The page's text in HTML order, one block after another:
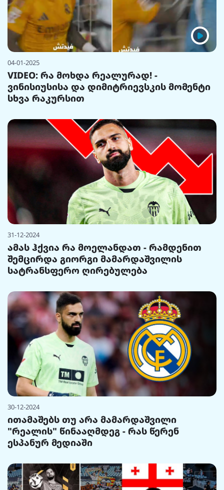
04-01-2025
VIDEO: რა მოხდა რეალურად! -
ვინისიუსისა და დიმიტრიევსკის მომენტი
სხვა რაკურსით
31-12-2024
ამას ჰქვია რა მოელანდათ - რამდენით
შემცირდა გიორგი მამარდაშვილის
სატრანსფერო ღირებულება
30-12-2024
ითამაშებს თუ არა მამარდაშვილი
"რეალის" წინააღმდეგ - რას წერენ
ესპანურ მედიაში